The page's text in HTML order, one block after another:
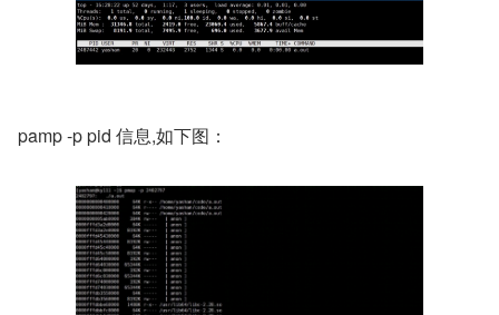
pamp -p pid 信息,如下图：